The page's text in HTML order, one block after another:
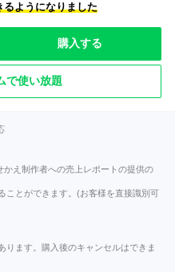
ようになりました
購入する
で使い放題
え制作者への売上レポートの提供の
ことができます。(お客様を直接識別可
ります。購入後のキャンセルはできま